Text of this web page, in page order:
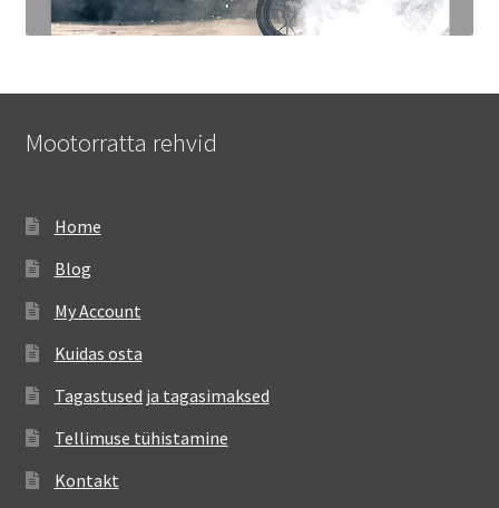
Mootorratta rehvid
Home
Blog
My Account
Kuidas osta
Tagastused ja tagasimaksed
Tellimuse tühistamine
Kontakt